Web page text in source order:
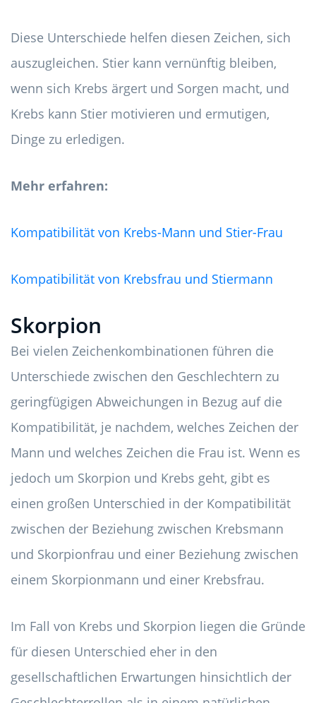
Diese Unterschiede helfen diesen Zeichen, sich
auszugleichen. Stier kann vernünftig bleiben,
wenn sich Krebs ärgert und Sorgen macht, und
Krebs kann Stier motivieren und ermutigen,
Dinge zu erledigen.
Mehr erfahren:
Kompatibilität von Krebs-Mann und Stier-Frau
Kompatibilität von Krebsfrau und Stiermann
Skorpion
Bei vielen Zeichenkombinationen führen die
Unterschiede zwischen den Geschlechtern zu
geringfügigen Abweichungen in Bezug auf die
Kompatibilität, je nachdem, welches Zeichen der
Mann und welches Zeichen die Frau ist. Wenn es
jedoch um Skorpion und Krebs geht, gibt es
einen großen Unterschied in der Kompatibilität
zwischen der Beziehung zwischen Krebsmann
und Skorpionfrau und einer Beziehung zwischen
einem Skorpionmann und einer Krebsfrau.
Im Fall von Krebs und Skorpion liegen die Gründe
für diesen Unterschied eher in den
gesellschaftlichen Erwartungen hinsichtlich der